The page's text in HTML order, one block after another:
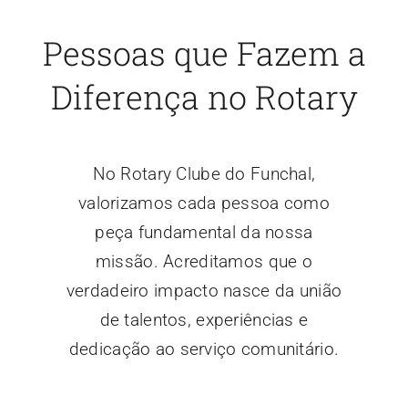
Pessoas que Fazem a
Diferença no Rotary
No Rotary Clube do Funchal,
valorizamos cada pessoa como
peça fundamental da nossa
missão. Acreditamos que o
verdadeiro impacto nasce da união
de talentos, experiências e
dedicação ao serviço comunitário.